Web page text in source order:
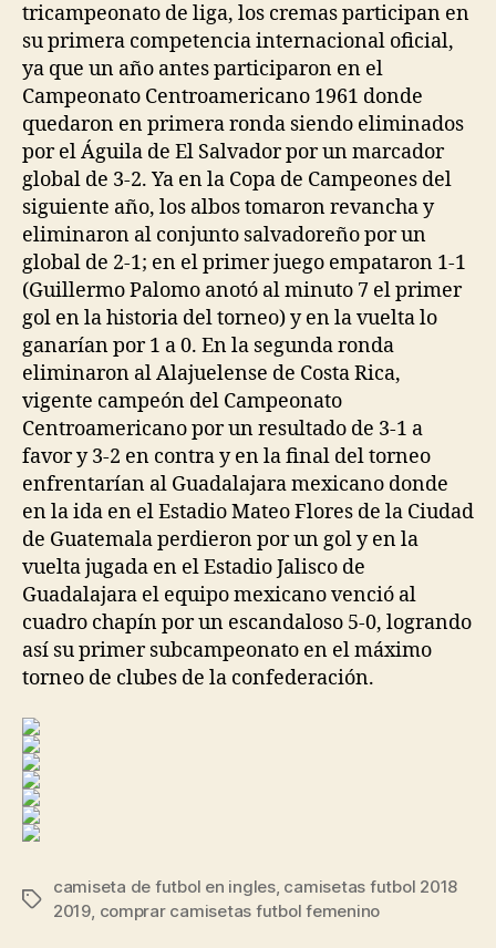
tricampeonato de liga, los cremas participan en
su primera competencia internacional oficial,
ya que un año antes participaron en el
Campeonato Centroamericano 1961 donde
quedaron en primera ronda siendo eliminados
por el Águila de El Salvador por un marcador
global de 3-2. Ya en la Copa de Campeones del
siguiente año, los albos tomaron revancha y
eliminaron al conjunto salvadoreño por un
global de 2-1; en el primer juego empataron 1-1
(Guillermo Palomo anotó al minuto 7 el primer
gol en la historia del torneo) y en la vuelta lo
ganarían por 1 a 0. En la segunda ronda
eliminaron al Alajuelense de Costa Rica,
vigente campeón del Campeonato
Centroamericano por un resultado de 3-1 a
favor y 3-2 en contra y en la final del torneo
enfrentarían al Guadalajara mexicano donde
en la ida en el Estadio Mateo Flores de la Ciudad
de Guatemala perdieron por un gol y en la
vuelta jugada en el Estadio Jalisco de
Guadalajara el equipo mexicano venció al
cuadro chapín por un escandaloso 5-0, logrando
así su primer subcampeonato en el máximo
torneo de clubes de la confederación.
Etiquetas
camiseta de futbol en ingles, camisetas futbol 2018
2019 comprar camisetas futbol femenino